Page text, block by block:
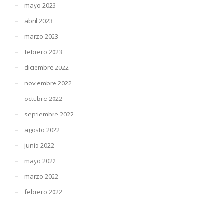
mayo 2023
abril 2023
marzo 2023
febrero 2023
diciembre 2022
noviembre 2022
octubre 2022
septiembre 2022
agosto 2022
junio 2022
mayo 2022
marzo 2022
febrero 2022